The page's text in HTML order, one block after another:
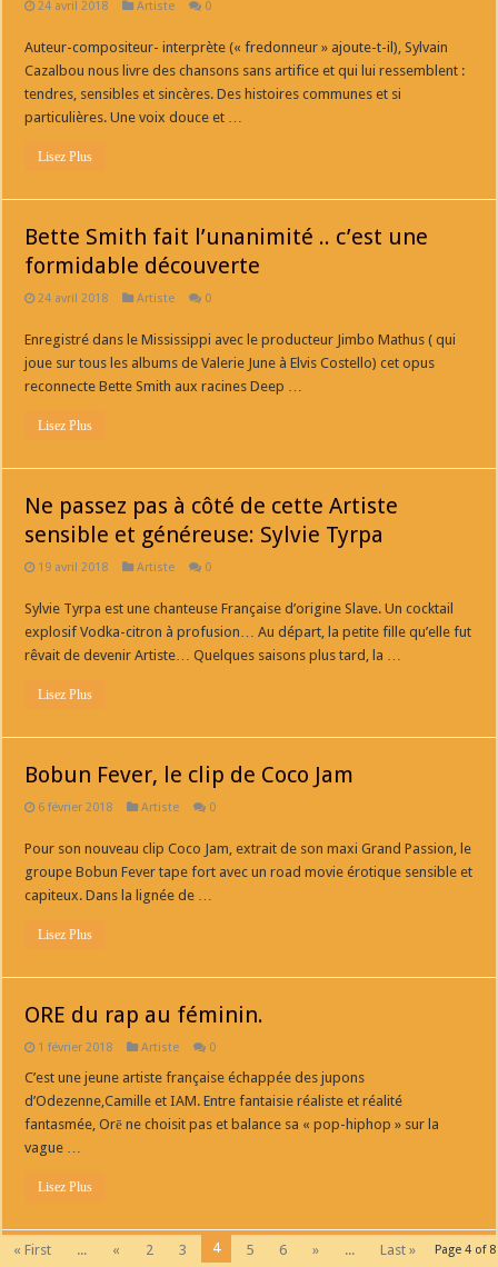
24 avril 2018 Artiste 0
Auteur-compositeur- interprète (« fredonneur » ajoute-t-il), Sylvain
Cazalbou nous livre des chansons sans artifice et qui lui ressemblent :
tendres, sensibles et sincères. Des histoires communes et si
particulières. Une voix douce et …
Lisez Plus
Bette Smith fait l’unanimité .. c’est une
formidable découverte
24 avril 2018 Artiste 0
Enregistré dans le Mississippi avec le producteur Jimbo Mathus ( qui
joue sur tous les albums de Valerie June à Elvis Costello) cet opus
reconnecte Bette Smith aux racines Deep …
Lisez Plus
Ne passez pas à côté de cette Artiste
sensible et généreuse: Sylvie Tyrpa
19 avril 2018 Artiste 0
Sylvie Tyrpa est une chanteuse Française d’origine Slave. Un cocktail
explosif Vodka-citron à profusion… Au départ, la petite fille qu’elle fut
rêvait de devenir Artiste… Quelques saisons plus tard, la …
Lisez Plus
Bobun Fever, le clip de Coco Jam
6 février 2018 Artiste 0
Pour son nouveau clip Coco Jam, extrait de son maxi Grand Passion, le
groupe Bobun Fever tape fort avec un road movie érotique sensible et
capiteux. Dans la lignée de …
Lisez Plus
ORE du rap au féminin.
1 février 2018 Artiste 0
C’est une jeune artiste française échappée des jupons
d’Odezenne,Camille et IAM. Entre fantaisie réaliste et réalité
fantasmée, Orē ne choisit pas et balance sa « pop-hiphop » sur la
vague …
Lisez Plus
Page 4 of 8
« First ... « 2 3 4 5 6 » ... Last »